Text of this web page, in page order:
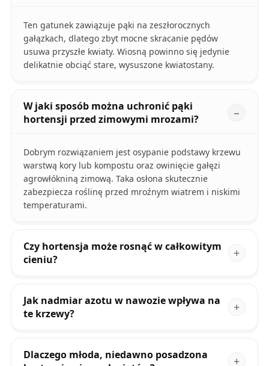
Ten gatunek zawiązuje pąki na zeszłorocznych
gałązkach, dlatego zbyt mocne skracanie pędów
usuwa przyszłe kwiaty. Wiosną powinno się jedynie
delikatnie obciąć stare, wysuszone kwiatostany.
W jaki sposób można uchronić pąki
hortensji przed zimowymi mrozami?
Dobrym rozwiązaniem jest osypanie podstawy krzewu
warstwą kory lub kompostu oraz owinięcie gałęzi
agrowłókniną zimową. Taka osłona skutecznie
zabezpiecza roślinę przed mroźnym wiatrem i niskimi
temperaturami.
Czy hortensja może rosnąć w całkowitym
cieniu?
Jak nadmiar azotu w nawozie wpływa na
te krzewy?
Dlaczego młoda, niedawno posadzona